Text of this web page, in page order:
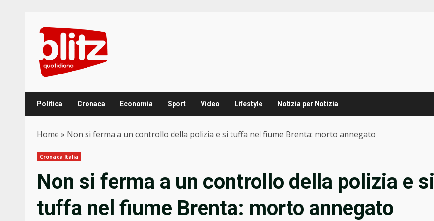
content
Politica Cronaca Economia Sport Video Lifestyle Notizia per Notizia
Home » Non si ferma a un controllo della polizia e si tuffa nel fiume Brenta: morto annegato
Cronaca Italia
Non si ferma a un controllo della polizia e si
tuffa nel fiume Brenta: morto annegato